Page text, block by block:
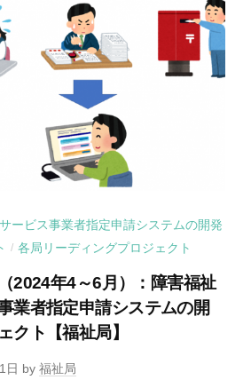
ービス事業者指定申請システムの開発
/ 各局リーディングプロジェクト
2024年4～6月）：障害福祉
業者指定申請システムの開
クト【福祉局】
日 by 福祉局